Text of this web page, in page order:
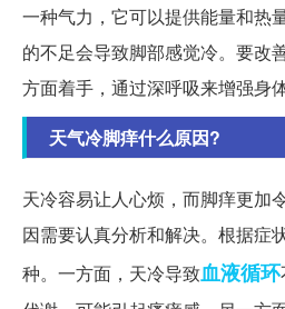
一种气力，它可以提供能量和热
的不足会导致脚部感觉冷。要改
方面着手，通过深呼吸来增强身
天气冷脚痒什么原因?
天冷容易让人心烦，而脚痒更加
因需要认真分析和解决。根据症
种。一方面，天冷导致血液循环